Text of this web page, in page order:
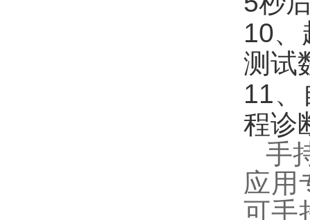
10
测试
11
程诊
手
应用
可手